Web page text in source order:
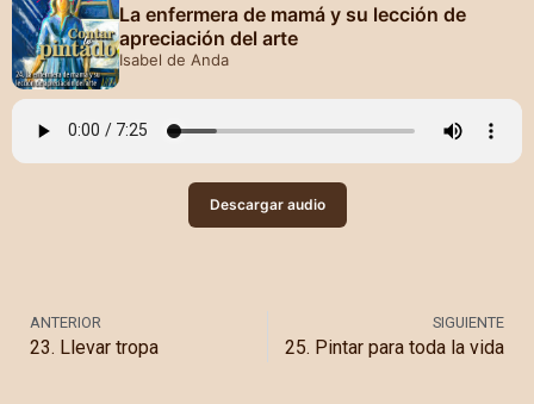
La enfermera de mamá y su lección de
apreciación del arte
Isabel de Anda
Descargar audio
ANTERIOR
23. Llevar tropa
SIGUIENTE
25. Pintar para toda la vida